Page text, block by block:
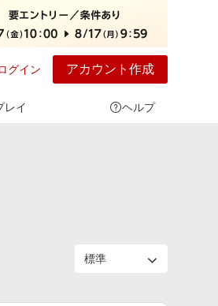
グイン アカウント作成
レイ ヘルプ